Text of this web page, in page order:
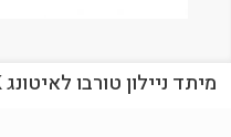
מיתד ניילון טורבו לאיטונג FTP K